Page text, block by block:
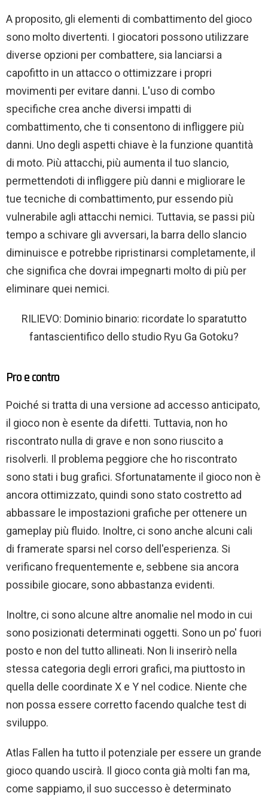
A proposito, gli elementi di combattimento del gioco
sono molto divertenti. I giocatori possono utilizzare
diverse opzioni per combattere, sia lanciarsi a
capofitto in un attacco o ottimizzare i propri
movimenti per evitare danni. L'uso di combo
specifiche crea anche diversi impatti di
combattimento, che ti consentono di infliggere più
danni. Uno degli aspetti chiave è la funzione quantità
di moto. Più attacchi, più aumenta il tuo slancio,
permettendoti di infliggere più danni e migliorare le
tue tecniche di combattimento, pur essendo più
vulnerabile agli attacchi nemici. Tuttavia, se passi più
tempo a schivare gli avversari, la barra dello slancio
diminuisce e potrebbe ripristinarsi completamente, il
che significa che dovrai impegnarti molto di più per
eliminare quei nemici.
RILIEVO: Dominio binario: ricordate lo sparatutto
fantascientifico dello studio Ryu Ga Gotoku?
Pro e contro
Poiché si tratta di una versione ad accesso anticipato,
il gioco non è esente da difetti. Tuttavia, non ho
riscontrato nulla di grave e non sono riuscito a
risolverli. Il problema peggiore che ho riscontrato
sono stati i bug grafici. Sfortunatamente il gioco non è
ancora ottimizzato, quindi sono stato costretto ad
abbassare le impostazioni grafiche per ottenere un
gameplay più fluido. Inoltre, ci sono anche alcuni cali
di framerate sparsi nel corso dell'esperienza. Si
verificano frequentemente e, sebbene sia ancora
possibile giocare, sono abbastanza evidenti.
Inoltre, ci sono alcune altre anomalie nel modo in cui
sono posizionati determinati oggetti. Sono un po' fuori
posto e non del tutto allineati. Non li inserirò nella
stessa categoria degli errori grafici, ma piuttosto in
quella delle coordinate X e Y nel codice. Niente che
non possa essere corretto facendo qualche test di
sviluppo.
Atlas Fallen ha tutto il potenziale per essere un grande
gioco quando uscirà. Il gioco conta già molti fan ma,
come sappiamo, il suo successo è determinato